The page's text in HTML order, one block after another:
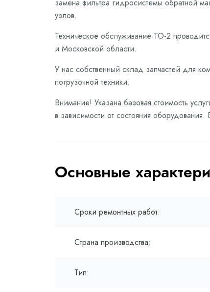
замена фильтра гидросистемы обратной
узлов.
Техническое обслуживание ТО-2
и Московской области.
У нас собственный склад запчастей для
погрузочной техники.
Внимание! Указана базовая стоимость
в зависимости от состояния
Основные
Сроки ремонтных работ:
Страна производства:
Тип: